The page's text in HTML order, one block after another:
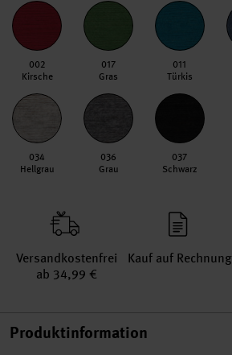
002
Kirsche
017
Gras
011
Türkis
034
Hellgrau
036
Grau
037
Schwarz
Versand­kosten­frei
ab 34,99 €
Kauf auf Rechnung
Produktinformation